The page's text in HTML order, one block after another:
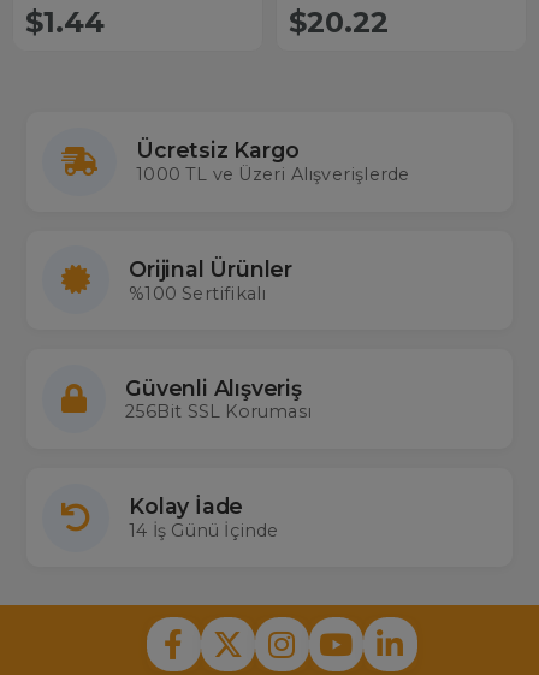
$1.44 $20.22
Ücretsiz Kargo
1000 TL ve Üzeri Alışverişlerde
Orijinal Ürünler
%100 Sertifikalı
Güvenli Alışveriş
256Bit SSL Koruması
Kolay İade
14 İş Günü İçinde